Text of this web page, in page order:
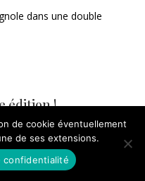
dans une double
édition !
2019
de cookie éventuellement
de ses extensions.
confidentialité